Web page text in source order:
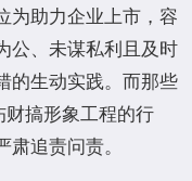
为助力企业上市，容
公、未谋私利且及时
的生动实践。而那些
财搞形象工程的行
追责问责。